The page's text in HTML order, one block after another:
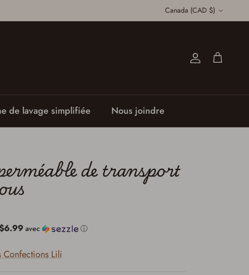
Pays
Canada (CAD $)
Compte
Panier
de lavage simplifiée Nous joindre
de transport
avec ⓘ
Confections Lili